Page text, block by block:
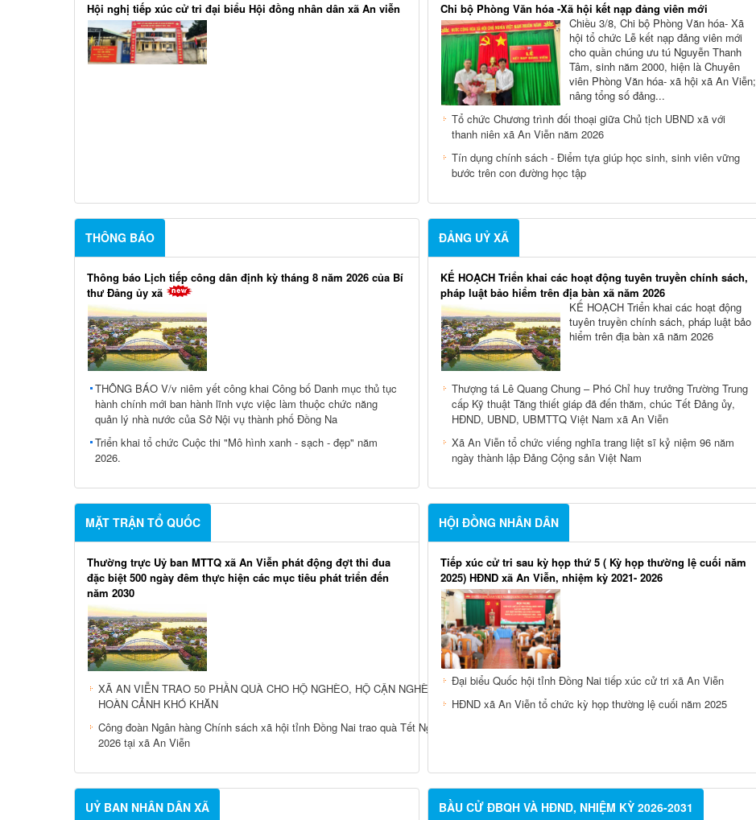
Hội nghị tiếp xúc cử tri đại biểu Hội đồng nhân dân xã An viễn
Chi bộ Phòng Văn hóa -Xã hội kết nạp đảng viên mới
Chiều 3/8, Chi bộ Phòng Văn hóa- Xã
hội tổ chức Lễ kết nạp đảng viên mới
cho quần chúng ưu tú Nguyễn Thanh
Tâm, sinh năm 2000, hiện là Chuyên
viên Phòng Văn hóa- xã hội xã An Viễn;
nâng tổng số đảng...
Tổ chức Chương trình đối thoại giữa Chủ tịch UBND xã với
thanh niên xã An Viễn năm 2026
Tín dụng chính sách - Điểm tựa giúp học sinh, sinh viên vững
bước trên con đường học tập
THÔNG BÁO
Thông báo Lịch tiếp công dân định kỳ tháng 8 năm 2026 của Bí
thư Đảng ủy xã
THÔNG BÁO V/v niêm yết công khai Công bố Danh mục thủ tục
hành chính mới ban hành lĩnh vực việc làm thuộc chức năng
quản lý nhà nước của Sở Nội vụ thành phố Đồng Na
Triển khai tổ chức Cuộc thi "Mô hình xanh - sạch - đẹp" năm
2026.
ĐẢNG UỶ XÃ
KẾ HOẠCH Triển khai các hoạt động tuyên truyền chính sách,
pháp luật bảo hiểm trên địa bàn xã năm 2026
KẾ HOẠCH Triển khai các hoạt động
tuyên truyền chính sách, pháp luật bảo
hiểm trên địa bàn xã năm 2026
Thượng tá Lê Quang Chung – Phó Chỉ huy trưởng Trường Trung
cấp Kỹ thuật Tăng thiết giáp đã đến thăm, chúc Tết Đảng ủy,
HĐND, UBND, UBMTTQ Việt Nam xã An Viễn
Xã An Viễn tổ chức viếng nghĩa trang liệt sĩ kỷ niệm 96 năm
ngày thành lập Đảng Cộng sản Việt Nam
MẶT TRẬN TỔ QUỐC
Thường trực Uỷ ban MTTQ xã An Viễn phát động đợt thi đua
đặc biệt 500 ngày đêm thực hiện các mục tiêu phát triển đến
năm 2030
XÃ AN VIỄN TRAO 50 PHẦN QUÀ CHO HỘ NGHÈO, HỘ CẬN NGHÈO VÀ HỘ CÓ
HOÀN CẢNH KHÓ KHĂN
Công đoàn Ngân hàng Chính sách xã hội tỉnh Đồng Nai trao quà Tết Nguyên đán Bính Ngọ
2026 tại xã An Viễn
HỘI ĐỒNG NHÂN DÂN
Tiếp xúc cử tri sau kỳ họp thứ 5 ( Kỳ họp thường lệ cuối năm
2025) HĐND xã An Viễn, nhiệm kỳ 2021- 2026
Đại biểu Quốc hội tỉnh Đồng Nai tiếp xúc cử tri xã An Viễn
HĐND xã An Viễn tổ chức kỳ họp thường lệ cuối năm 2025
UỶ BAN NHÂN DÂN XÃ BẦU CỬ ĐBQH VÀ HĐND, NHIỆM KỲ 2026-2031